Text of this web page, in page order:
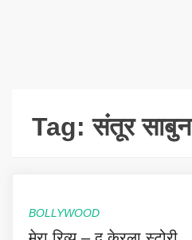
Tag:संतूर साबुन
BOLLYWOOD